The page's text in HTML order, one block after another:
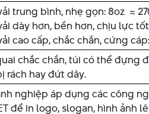
trung bình, nhẹ gọn: 8oz ≈
dày hơn, bền hơn, chịu lực
cao cấp, chắc chắn, cứng
chắc chắn, túi có thể đựng
rách hay đứt dây.
nghiệp áp dụng các công
để in logo, slogan, hình ảnh